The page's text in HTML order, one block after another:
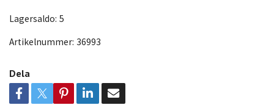
Lagersaldo: 5
Artikelnummer: 36993
Dela